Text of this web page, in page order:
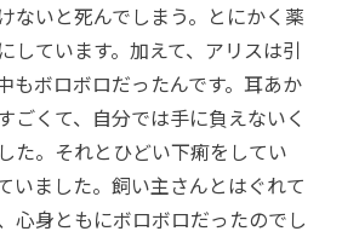
ないと死んでしまう。とにかく薬
しています。加えて、アリスは引
もボロボロだったんです。耳あか
ごくて、自分では手に負えないく
た。それとひどい下痢をしてい
いました。飼い主さんとはぐれて
心身ともにボロボロだったのでし